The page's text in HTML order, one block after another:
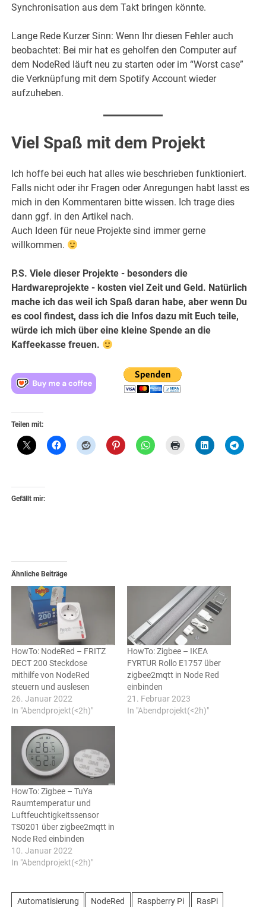
Synchronisation aus dem Takt bringen könnte.
Lange Rede Kurzer Sinn: Wenn Ihr diesen Fehler auch
beobachtet: Bei mir hat es geholfen den Computer auf
dem NodeRed läuft neu zu starten oder im “Worst case”
die Verknüpfung mit dem Spotify Account wieder
aufzuheben.
Viel Spaß mit dem Projekt
Ich hoffe bei euch hat alles wie beschrieben funktioniert.
Falls nicht oder ihr Fragen oder Anregungen habt lasst es
mich in den Kommentaren bitte wissen. Ich trage dies
dann ggf. in den Artikel nach.
Auch Ideen für neue Projekte sind immer gerne
willkommen.
P.S. Viele dieser Projekte - besonders die
Hardwareprojekte - kosten viel Zeit und Geld. Natürlich
mache ich das weil ich Spaß daran habe, aber wenn Du
es cool findest, dass ich die Infos dazu mit Euch teile,
würde ich mich über eine kleine Spende an die
Kaffeekasse freuen.
Teilen mit:
Gefällt mir:
Ähnliche Beiträge
HowTo: NodeRed – FRITZ
DECT 200 Steckdose
mithilfe von NodeRed
steuern und auslesen
26. Januar 2022
In "Abendprojekt(<2h)"
HowTo: Zigbee – IKEA
FYRTUR Rollo E1757 über
zigbee2mqtt in Node Red
einbinden
21. Februar 2023
In "Abendprojekt(<2h)"
HowTo: Zigbee – TuYa
Raumtemperatur und
Luftfeuchtigkeitssensor
TS0201 über zigbee2mqtt in
Node Red einbinden
10. Januar 2022
In "Abendprojekt(<2h)"
Automatisierung NodeRed Raspberry Pi RasPi